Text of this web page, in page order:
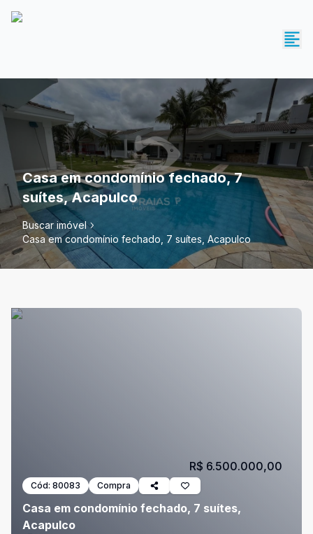
Casa em condomínio fechado, 7
suítes, Acapulco
Buscar imóvel
Casa em condomínio fechado, 7 suítes, Acapulco
Cód: 80083 Compra
Casa em condomínio fechado, 7 suítes,
Acapulco
R$ 6.500.000,00